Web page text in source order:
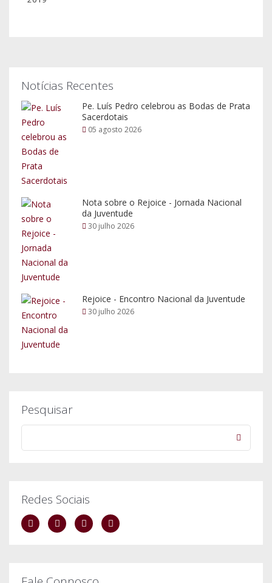
Notícias Recentes
Pe. Luís Pedro celebrou as Bodas de Prata
Sacerdotais
05 agosto 2026
Nota sobre o Rejoice - Jornada Nacional
da Juventude
30 julho 2026
Rejoice - Encontro Nacional da Juventude
30 julho 2026
Pesquisar
Redes Sociais